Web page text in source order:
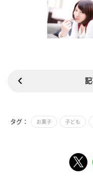
タグ： お菓子 子ども